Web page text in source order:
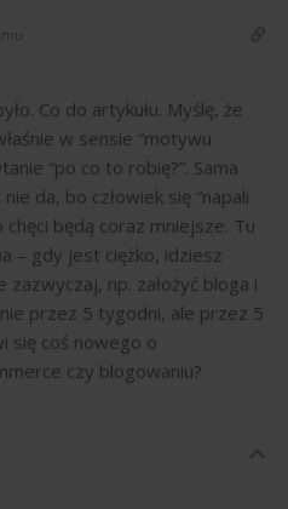
Co do artykułu. Myślę, że
w sensie “motywu
“po co to robię?”. Sama
da, bo człowiek się “napali
będą coraz mniejsze. Tu
– gdy jest ciężko, idziesz
np. założyć bloga i
przez 5 tygodni, ale przez 5
się coś nowego o
czy blogowaniu?